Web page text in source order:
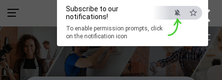
×
ESC
Subscribe to our
notifications!
To enable permission prompts, click
on the notification icon